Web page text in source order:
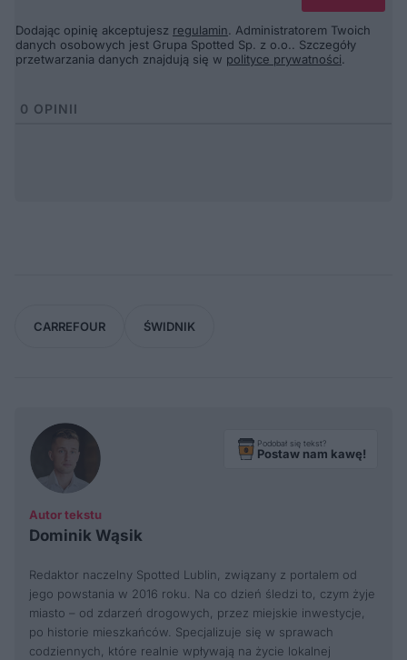
Dodając opinię akceptujesz regulamin. Administratorem Twoich
danych osobowych jest Grupa Spotted Sp. z o.o.. Szczegóły
przetwarzania danych znajdują się w polityce prywatności.
0 OPINII
CARREFOUR ŚWIDNIK
Autor tekstu
Dominik Wąsik
Podobał się tekst?
Postaw nam kawę!
Redaktor naczelny Spotted Lublin, związany z portalem od
jego powstania w 2016 roku. Na co dzień śledzi to, czym żyje
miasto – od zdarzeń drogowych, przez miejskie inwestycje,
po historie mieszkańców. Specjalizuje się w sprawach
codziennych, które realnie wpływają na życie lokalnej